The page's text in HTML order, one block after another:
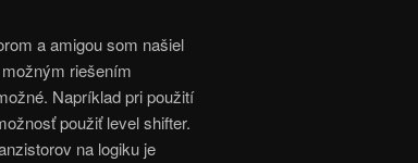
a amigou som našiel
riešením
Napríklad pri použití
použiť level shifter.
na logiku je